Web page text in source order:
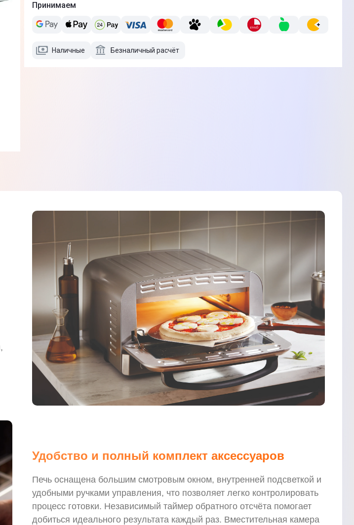
Принимаем
Наличные Безналичный расчёт
Удобство и полный комплект аксессуаров
Печь оснащена большим смотровым окном, внутренней подсветкой и
удобными ручками управления, что позволяет легко контролировать
процесс готовки. Независимый таймер обратного отсчёта помогает
добиться идеального результата каждый раз. Вместительная камера